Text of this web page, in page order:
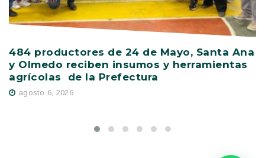
484 productores de 24 de Mayo, Santa Ana
y Olmedo reciben insumos y herramientas
agrícolas de la Prefectura
agosto 6, 2026